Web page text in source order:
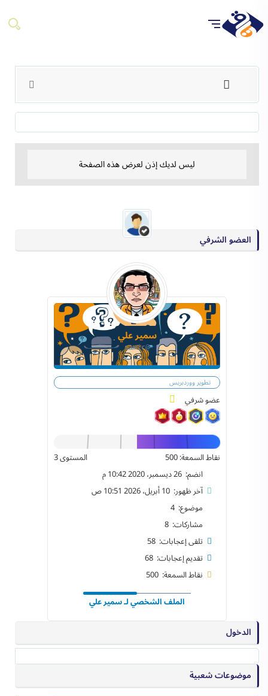
ليس لديك إذن لعرض هذه الصفحة
العضو الشرفي
سمير علي
@samir
تطوير ووردبريس
عضو شرفي
نقاط السمعة: 500
المستوى 3
انضم: 26 ديسمبر، 2020 10:42 م
آخر ظهور: 10 أبريل، 2026 10:51 ص
موضوع: 4
مشاركات: 8
تلقى إعجابات: 58
تقديم إعجابات: 68
نقاط السمعة: 500
الملف الشخصي لـ سمير علي
الدخول
موضوعات شعبية